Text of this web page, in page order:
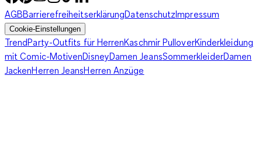
AGBBarrierefreiheitserklärungDatenschutzImpressum
Cookie-Einstellungen
TrendParty-Outfits für HerrenKaschmir PulloverKinderkleidung
mit Comic-MotivenDisneyDamen JeansSommerkleiderDamen
JackenHerren JeansHerren Anzüge